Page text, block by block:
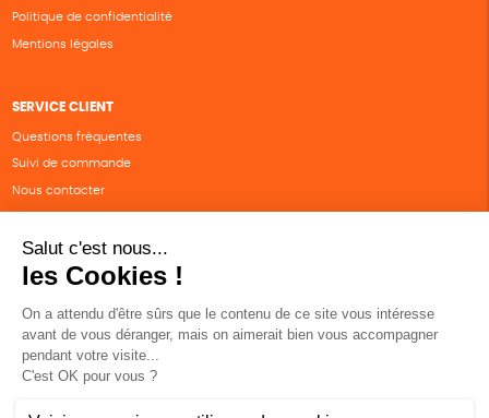
Politique de confidentialité
Mentions légales
SERVICE CLIENT
Questions fréquentes
Suivi de commande
Nous contacter
SUIVEZ-NOUS